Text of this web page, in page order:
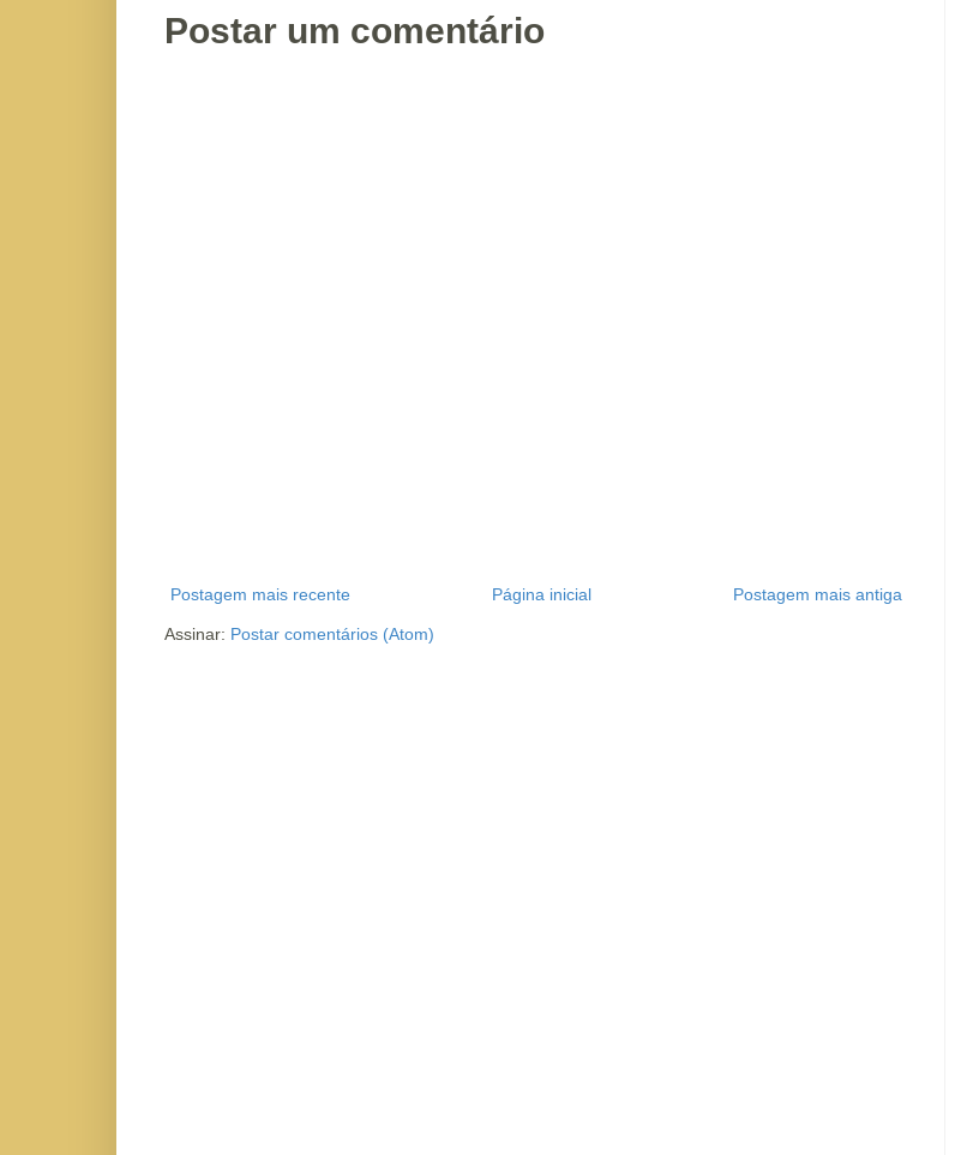
Postar um comentário
Postagem mais recente Postagem mais antiga
Página inicial
Assinar: Postar comentários (Atom)